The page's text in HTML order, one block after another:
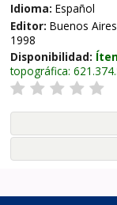
Idioma: Español
Editor: Buenos
1998
Disponibilidad:
topográfica: